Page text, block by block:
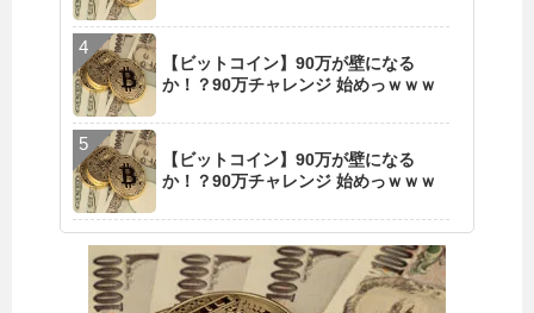
【ビットコイン】90万が壁になる
か！？90万チャレンジ 始めっｗｗｗ
【ビットコイン】90万が壁になる
か！？90万チャレンジ 始めっｗｗｗ